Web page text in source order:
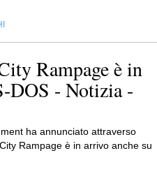
Rampage è in
DOS - Notizia -
ha annunciato attraverso
Rampage è in arrivo anche su